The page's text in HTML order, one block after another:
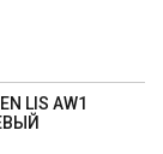
LIS AW1